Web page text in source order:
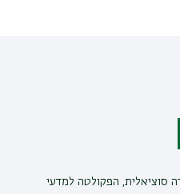
סוציאלית, הפקולטה למדעי